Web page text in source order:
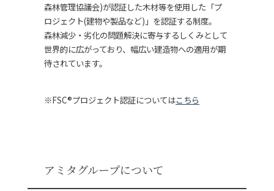
森林管理協議会)が認証した木材等を使用した「プ
ロジェクト(建物や製品など)」を認証する制度。
森林減少・劣化の問題解決に寄与するしくみとして
世界的に広がっており、幅広い建造物への適用が期
待されています。
※FSC®プロジェクト認証についてはこちら
アミタグループについて